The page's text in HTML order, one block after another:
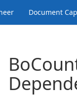
Document